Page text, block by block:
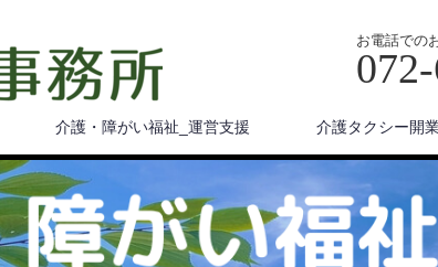
お電話での
介護・障がい福祉_運営支援 介護タクシー開